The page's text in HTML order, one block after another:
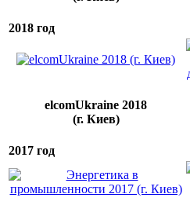
2018 год
elcomUkraine 2018
(г. Киев)
2017 год